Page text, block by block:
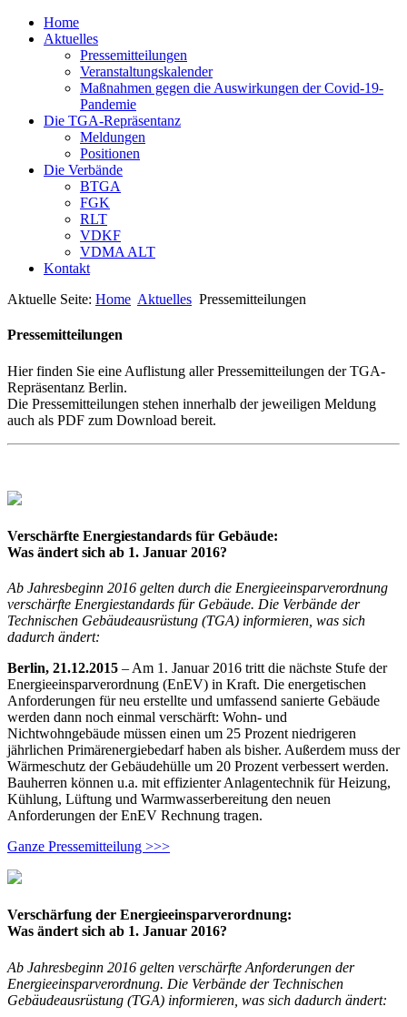
Home
Aktuelles
Pressemitteilungen
Veranstaltungskalender
Maßnahmen gegen die Auswirkungen der Covid-19-
Pandemie
Die TGA-Repräsentanz
Meldungen
Positionen
Die Verbände
BTGA
FGK
RLT
VDKF
VDMA ALT
Kontakt
Aktuelle Seite: Home Aktuelles Pressemitteilungen
Pressemitteilungen
Hier finden Sie eine Auflistung aller Pressemitteilungen der TGA-
Repräsentanz Berlin.
Die Pressemitteilungen stehen innerhalb der jeweiligen Meldung
auch als PDF zum Download bereit.
Verschärfte Energiestandards für Gebäude:
Was ändert sich ab 1. Januar 2016?
Ab Jahresbeginn 2016 gelten durch die Energieeinsparverordnung
verschärfte Energiestandards für Gebäude. Die Verbände der
Technischen Gebäudeausrüstung (TGA) informieren, was sich
dadurch ändert:
Berlin, 21.12.2015 – Am 1. Januar 2016 tritt die nächste Stufe der
Energieeinsparverordnung (EnEV) in Kraft. Die energetischen
Anforderungen für neu erstellte und umfassend sanierte Gebäude
werden dann noch einmal verschärft: Wohn- und
Nichtwohngebäude müssen einen um 25 Prozent niedrigeren
jährlichen Primärenergiebedarf haben als bisher. Außerdem muss der
Wärmeschutz der Gebäudehülle um 20 Prozent verbessert werden.
Bauherren können u.a. mit effizienter Anlagentechnik für Heizung,
Kühlung, Lüftung und Warmwasserbereitung den neuen
Anforderungen der EnEV Rechnung tragen.
Ganze Pressemitteilung >>>
Verschärfung der Energieeinsparverordnung:
Was ändert sich ab 1. Januar 2016?
Ab Jahresbeginn 2016 gelten verschärfte Anforderungen der
Energieeinsparverordnung. Die Verbände der Technischen
Gebäudeausrüstung (TGA) informieren, was sich dadurch ändert: